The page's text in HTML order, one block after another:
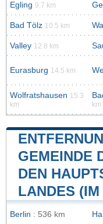
Egling 9.7 km
Bad Tölz 10.5 km
Valley 12.8 km
Eurasburg 14.5 km
Wolfratshausen 15.3
km
km
GEMEINDE
DEN
LANDES
Berlin : 536 km